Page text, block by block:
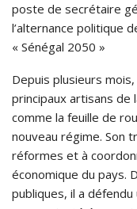
poste de secrétaire
l’alternance politique
« Sénégal 2050 »
Depuis plusieurs mois,
principaux artisans de
comme la feuille de
nouveau régime. Son
réformes et à
économique du pays.
publiques, il a